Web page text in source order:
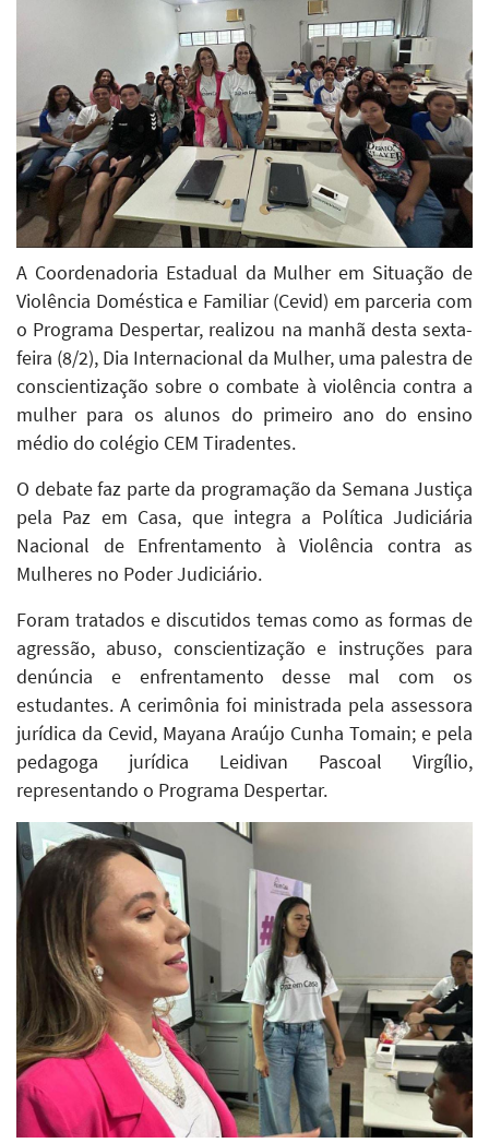
A Coordenadoria Estadual da Mulher em Situação de
Violência Doméstica e Familiar (Cevid) em parceria com
o Programa Despertar, realizou na manhã desta sexta-
feira (8/2), Dia Internacional da Mulher, uma palestra de
conscientização sobre o combate à violência contra a
mulher para os alunos do primeiro ano do ensino
médio do colégio CEM Tiradentes.
O debate faz parte da programação da Semana Justiça
pela Paz em Casa, que integra a Política Judiciária
Nacional de Enfrentamento à Violência contra as
Mulheres no Poder Judiciário.
Foram tratados e discutidos temas como as formas de
agressão, abuso, conscientização e instruções para
denúncia e enfrentamento desse mal com os
estudantes. A cerimônia foi ministrada pela assessora
jurídica da Cevid, Mayana Araújo Cunha Tomain; e pela
pedagoga jurídica Leidivan Pascoal Virgílio,
representando o Programa Despertar.